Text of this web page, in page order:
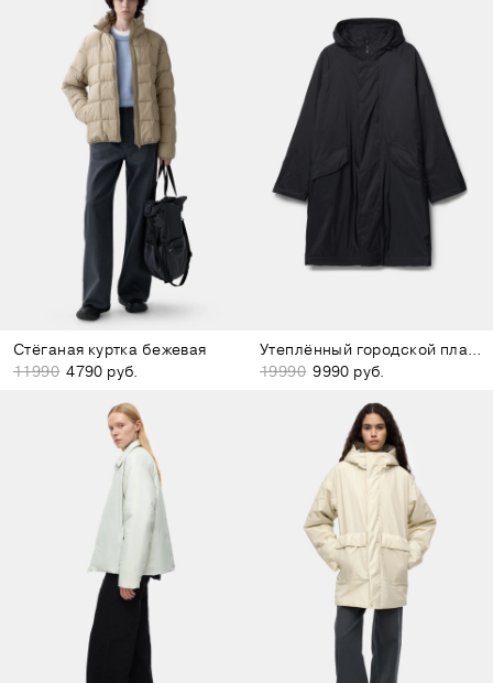
Стёганая куртка бежевая
11990 4790 руб.
Утеплённый городской плащ чёрный
19990 9990 руб.